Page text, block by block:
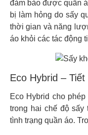
đảm bảo được quần
bị làm hỏng do sấy
thời gian và năng
áo khỏi các tác động
Eco Hybrid –
Eco Hybrid cho
trong hai chế độ sấy
tình trạng quần áo.